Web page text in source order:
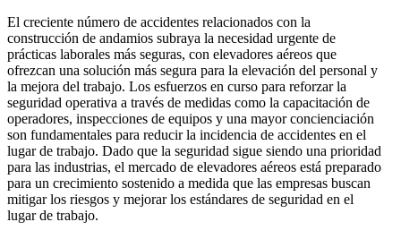
El creciente número de accidentes relacionados con la
construcción de andamios subraya la necesidad urgente de
prácticas laborales más seguras, con elevadores aéreos que
ofrezcan una solución más segura para la elevación del personal y
la mejora del trabajo. Los esfuerzos en curso para reforzar la
seguridad operativa a través de medidas como la capacitación de
operadores, inspecciones de equipos y una mayor concienciación
son fundamentales para reducir la incidencia de accidentes en el
lugar de trabajo. Dado que la seguridad sigue siendo una prioridad
para las industrias, el mercado de elevadores aéreos está preparado
para un crecimiento sostenido a medida que las empresas buscan
mitigar los riesgos y mejorar los estándares de seguridad en el
lugar de trabajo.